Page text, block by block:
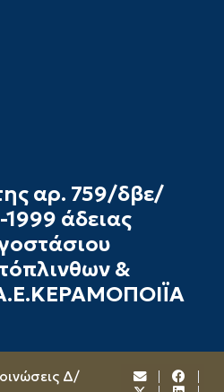
αρ. 759/δβε/
άδειας
&
Δ/